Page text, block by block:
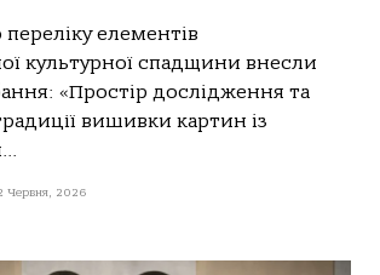
елементів
культурної спадщини внесли
«Простір дослідження та
вишивки картин із
Червня, 2026